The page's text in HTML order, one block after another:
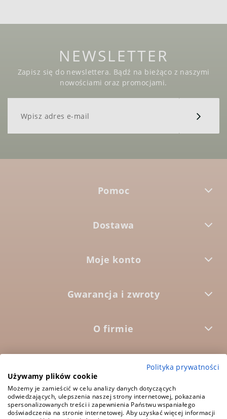
NEWSLETTER
Zapisz się do newslettera. Bądź na bieżąco z naszymi
nowościami oraz promocjami.
Pomoc
Dostawa
Moje konto
Gwarancja i zwroty
O firmie
Średnia ocena:5.0
1573 opinii
Polityka prywatności
Używamy plików cookie
Możemy je zamieścić w celu analizy danych dotyczących
odwiedzających, ulepszenia naszej strony internetowej, pokazania
spersonalizowanych treści i zapewnienia Państwu wspaniałego
doświadczenia na stronie internetowej. Aby uzyskać więcej informacji